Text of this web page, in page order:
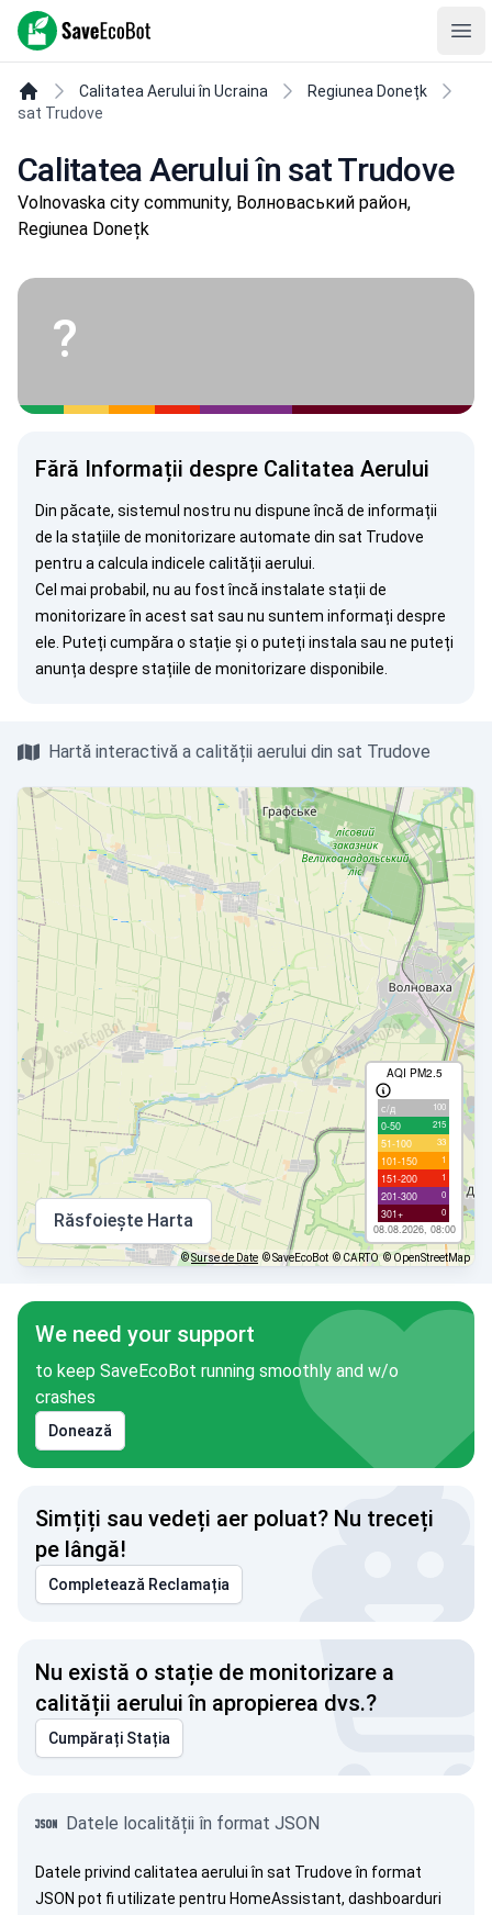
SaveEcoBot
Calitatea Aerului în Ucraina
Regiunea Donețk
sat Trudove
Calitatea Aerului în sat Trudove
Volnovaska city community, Волноваський район,
Regiunea Donețk
?
Fără Informații despre Calitatea Aerului
Din păcate, sistemul nostru nu dispune încă de informații
de la stațiile de monitorizare automate din sat Trudove
pentru a calcula indicele calității aerului.
Cel mai probabil, nu au fost încă instalate stații de
monitorizare în acest sat sau nu suntem informați despre
ele. Puteți cumpăra o stație și o puteți instala sau ne puteți
anunța despre stațiile de monitorizare disponibile.
Hartă interactivă a calității aerului din sat Trudove
AQI PM2.5
с/д 100
0-50 215
51-100 33
101-150 1
151-200 1
201-300 0
301+ 0
08.08.2026, 08:00
Răsfoiește Harta
©Surse de Date © SaveEcoBot © CARTO © OpenStreetMap
We need your support
to keep SaveEcoBot running smoothly and w/o
crashes
Donează
Simțiți sau vedeți aer poluat? Nu treceți
pe lângă!
Completează Reclamația
Nu există o stație de monitorizare a
calității aerului în apropierea dvs.?
Cumpărați Stația
Datele localității în format JSON
Datele privind calitatea aerului în sat Trudove în format
JSON pot fi utilizate pentru HomeAssistant, dashboarduri